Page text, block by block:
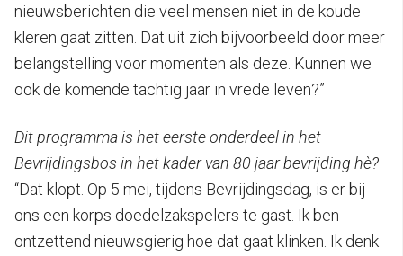
nieuwsberichten die veel mensen niet in de koude
kleren gaat zitten. Dat uit zich bijvoorbeeld door meer
belangstelling voor momenten als deze. Kunnen we
ook de komende tachtig jaar in vrede leven?”
Dit programma is het eerste onderdeel in het
Bevrijdingsbos in het kader van 80 jaar bevrijding hè?
“Dat klopt. Op 5 mei, tijdens Bevrijdingsdag, is er bij
ons een korps doedelzakspelers te gast. Ik ben
ontzettend nieuwsgierig hoe dat gaat klinken. Ik denk